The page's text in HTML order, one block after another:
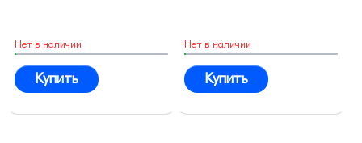
Нет в наличии
Купить
Нет в наличии
Купить